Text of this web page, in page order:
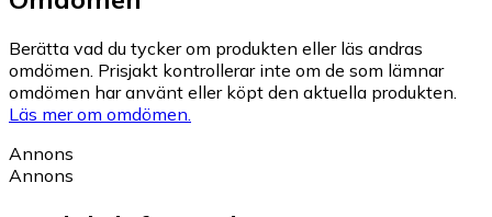
Berätta vad du tycker om produkten eller läs andras
omdömen. Prisjakt kontrollerar inte om de som lämnar
omdömen har använt eller köpt den aktuella produkten.
Läs mer om omdömen.
Annons
Annons